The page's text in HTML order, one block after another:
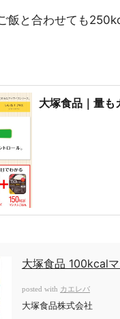
飯と合わせても
大塚食品｜量も
大塚食品 100kcal
posted with カエレバ
大塚食品株式会社